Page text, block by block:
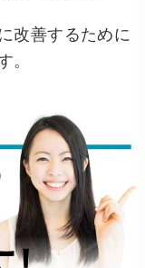
改善するために
。